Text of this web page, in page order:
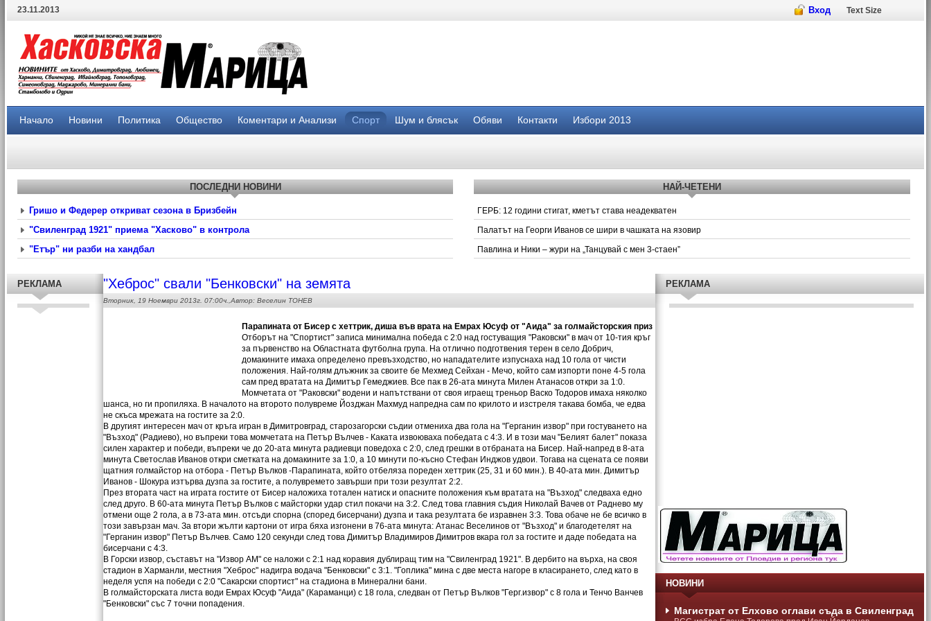
23.11.2013 Text Size
Вход
Начало Новини Политика Общество Коментари и Анализи Спорт Шум и блясък Обяви Контакти Избори 2013
ПОСЛЕДНИ НОВИНИ
Гришо и Федерер откриват сезона в Бризбейн
"Свиленград 1921" приема "Хасково" в контрола
"Етър" ни разби на хандбал
НАЙ-ЧЕТЕНИ
ГЕРБ: 12 години стигат, кметът става неадекватен
Палатът на Георги Иванов се шири в чашката на язовир
Павлина и Ники – жури на „Танцувай с мен 3-стаен”
РЕКЛАМА
НОВИНИ
Магистрат от Елхово оглави съда в Свиленград
РЕКЛАМА "Хеброс" свали "Бенковски" на земята
Вторник, 19 Ноември 2013г. 07:00ч.,Автор: Веселин ТОНЕВ
Парапината от Бисер с хеттрик, диша във врата на Емрах Юсуф от "Аида" за голмайсторския приз
Отборът на "Спортист" записа минимална победа с 2:0 над гостуващия "Раковски" в мач от 10-тия кръг
за първенство на Областната футболна група. На отлично подготвения терен в село Добрич,
домакините имаха определено превъзходство, но нападателите изпуснаха над 10 гола от чисти
положения. Най-голям длъжник за своите бе Мехмед Сейхан - Мечо, който сам изпорти поне 4-5 гола
сам пред вратата на Димитър Гемеджиев. Все пак в 26-ата минута Милен Атанасов откри за 1:0.
Момчетата от "Раковски" водени и напътствани от своя играещ треньор Васко Тодоров имаха няколко
шанса, но ги пропиляха. В началото на второто полувреме Йозджан Махмуд напредна сам по крилото и изстреля такава бомба, че едва
не скъса мрежата на гостите за 2:0.
В другият интересен мач от кръга игран в Димитровград, старозагорски съдии отмениха два гола на "Герганин извор" при гостуването на
"Възход" (Радиево), но въпреки това момчетата на Петър Вълчев - Каката извоюваха победата с 4:3. И в този мач "Белият балет" показа
силен характер и победи, въпреки че до 20-ата минута радиевци поведоха с 2:0, след грешки в отбраната на Бисер. Най-напред в 8-ата
минута Светослав Иванов откри сметката на домакините за 1:0, а 10 минути по-късно Стефан Инджов удвои. Тогава на сцената се появи
щатния голмайстор на отбора - Петър Вълков -Парапината, който отбеляза пореден хеттрик (25, 31 и 60 мин.). В 40-ата мин. Димитър
Иванов - Шокура изтърва дузпа за гостите, а полувремето завърши при този резултат 2:2.
През втората част на играта гостите от Бисер наложиха тотален натиск и опасните положения към вратата на "Възход" следваха едно
след друго. В 60-ата минута Петър Вълков с майсторки удар стил покачи на 3:2. След това главния съдия Николай Вачев от Раднево му
отмени още 2 гола, а в 73-ата мин. отсъди спорна (според бисерчани) дузпа и така резултата бе изравнен 3:3. Това обаче не бе всичко в
този завързан мач. За втори жълти картони от игра бяха изгонени в 76-ата минута: Атанас Веселинов от "Възход" и благодетелят на
"Герганин извор" Петър Вълчев. Само 120 секунди след това Димитър Владимиров Димитров вкара гол за гостите и даде победата на
бисерчани с 4:3.
В Горски извор, съставът на "Извор АМ" се наложи с 2:1 над коравия дублиращ тим на "Свиленград 1921". В дербито на върха, на своя
стадион в Харманли, местния "Хеброс" надигра водача "Бенковски" с 3:1. "Гоплика" мина с две места нагоре в класирането, след като в
неделя успя на победи с 2:0 "Сакарски спортист" на стадиона в Минерални бани.
В голмайсторската листа води Емрах Юсуф "Аида" (Караманци) с 18 гола, следван от Петър Вълков "Герг.извор" с 8 гола и Тенчо Ванчев
"Бенковски" със 7 точни попадения.